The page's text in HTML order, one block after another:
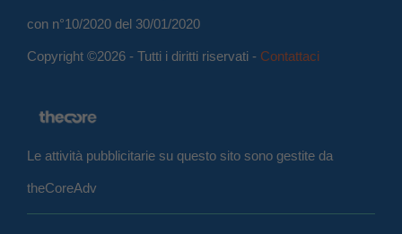
con n°10/2020 del 30/01/2020
Copyright ©2026 - Tutti i diritti riservati - Contattaci
Le attività pubblicitarie su questo sito sono gestite da
theCoreAdv